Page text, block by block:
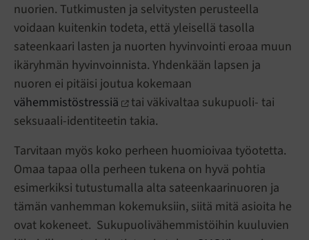
nuorien. Tutkimusten ja selvitysten perusteella
voidaan kuitenkin todeta, että yleisellä tasolla
sateenkaari lasten ja nuorten hyvinvointi eroaa muun
ikäryhmän hyvinvoinnista. Yhdenkään lapsen ja
nuoren ei pitäisi joutua kokemaan
vähemmistöstressiä tai väkivaltaa sukupuoli- tai
seksuaali-identiteetin takia.
Tarvitaan myös koko perheen huomioivaa työotetta.
Omaa tapaa olla perheen tukena on hyvä pohtia
esimerkiksi tutustumalla alta sateenkaarinuoren ja
tämän vanhemman kokemuksiin, siitä mitä asioita he
ovat kokeneet. Sukupuolivähemmistöihin kuuluvien